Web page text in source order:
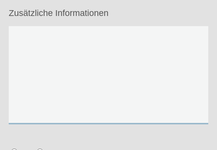
Zusätzliche Informationen